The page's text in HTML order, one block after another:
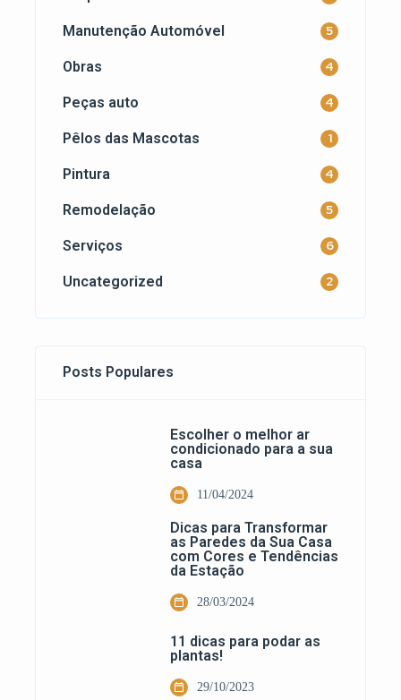
Manutenção Automóvel 5
Obras 4
Peças auto 4
Pêlos das Mascotas 1
Pintura 4
Remodelação 5
Serviços 6
Uncategorized 2
Posts Populares
Escolher o melhor ar
condicionado para a sua
casa
11/04/2024
Dicas para Transformar
as Paredes da Sua Casa
com Cores e Tendências
da Estação
28/03/2024
11 dicas para podar as
plantas!
29/10/2023